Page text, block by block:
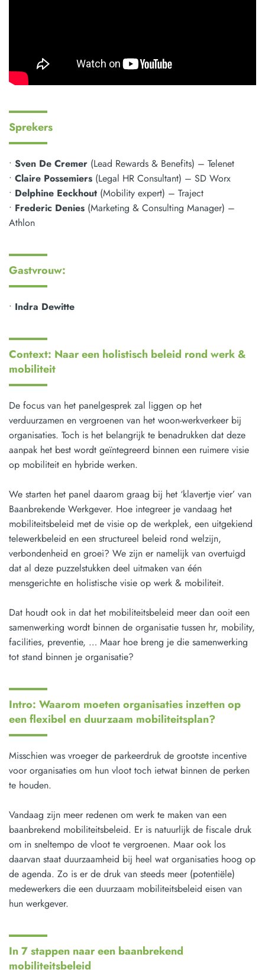
Sprekers
• Sven De Cremer (Lead Rewards & Benefits) – Telenet
• Claire Possemiers (Legal HR Consultant) – SD Worx
• Delphine Eeckhout (Mobility expert) – Traject
• Frederic Denies (Marketing & Consulting Manager) –
Athlon
Gastvrouw:
• Indra Dewitte
Context: Naar een holistisch beleid rond werk &
mobiliteit
De focus van het panelgesprek zal liggen op het
verduurzamen en vergroenen van het woon-werkverkeer bij
organisaties. Toch is het belangrijk te benadrukken dat deze
aanpak het best wordt geïntegreerd binnen een ruimere visie
op mobiliteit en hybride werken.
We starten het panel daarom graag bij het ‘klavertje vier’ van
Baanbrekende Werkgever. Hoe integreer je vandaag het
mobiliteitsbeleid met de visie op de werkplek, een uitgekiend
telewerkbeleid en een structureel beleid rond welzijn,
verbondenheid en groei? We zijn er namelijk van overtuigd
dat al deze puzzelstukken deel uitmaken van één
mensgerichte en holistische visie op werk & mobiliteit.
Dat houdt ook in dat het mobiliteitsbeleid meer dan ooit een
samenwerking wordt binnen de organisatie tussen hr, mobility,
facilities, preventie, … Maar hoe breng je die samenwerking
tot stand binnen je organisatie?
Intro: Waarom moeten organisaties inzetten op
een flexibel en duurzaam mobiliteitsplan?
Misschien was vroeger de parkeerdruk de grootste incentive
voor organisaties om hun vloot toch ietwat binnen de perken
te houden.
Vandaag zijn meer redenen om werk te maken van een
baanbrekend mobiliteitsbeleid. Er is natuurlijk de fiscale druk
om in sneltempo de vloot te vergroenen. Maar ook los
daarvan staat duurzaamheid bij heel wat organisaties hoog op
de agenda. Zo is er de druk van steeds meer (potentiële)
medewerkers die een duurzaam mobiliteitsbeleid eisen van
hun werkgever.
In 7 stappen naar een baanbrekend
mobiliteitsbeleid